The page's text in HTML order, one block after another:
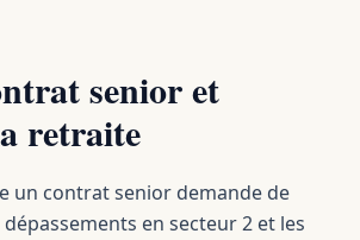
senior et
retraite
un contrat senior demande de
en secteur 2 et les